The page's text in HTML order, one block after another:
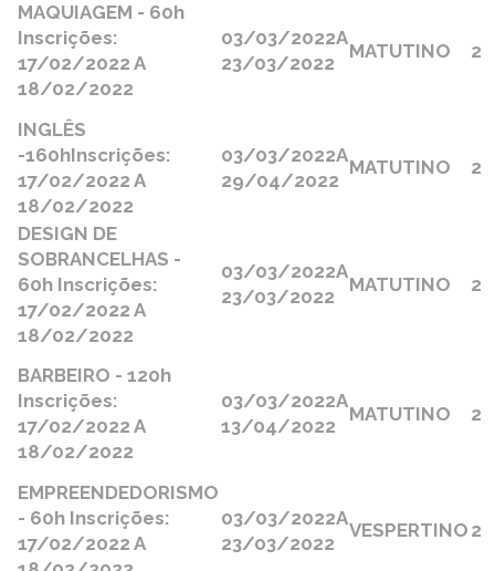
MAQUIAGEM - 60h
Inscrições:
17/02/2022 A
18/02/2022
03/03/2022A
23/03/2022
MATUTINO 2
INGLÊS
-160hInscrições:
17/02/2022 A
18/02/2022
03/03/2022A
29/04/2022
MATUTINO 2
DESIGN DE
SOBRANCELHAS -
60h Inscrições:
17/02/2022 A
18/02/2022
03/03/2022A
23/03/2022
MATUTINO 2
BARBEIRO - 120h
Inscrições:
17/02/2022 A
18/02/2022
03/03/2022A
13/04/2022
MATUTINO 2
EMPREENDEDORISMO
- 60h Inscrições:
17/02/2022 A
03/03/2022A
23/03/2022
VESPERTINO 2